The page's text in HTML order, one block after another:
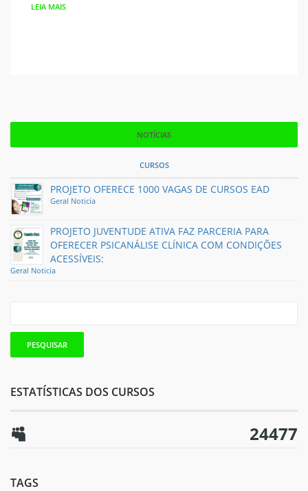
LEIA MAIS
NOTÍCIAS
CURSOS
PROJETO OFERECE 1000 VAGAS DE CURSOS EAD
Geral Noticia
PROJETO JUVENTUDE ATIVA FAZ PARCERIA PARA
OFERECER PSICANÁLISE CLÍNICA COM CONDIÇÕES
ACESSÍVEIS:
Geral Noticia
ESTATÍSTICAS DOS CURSOS
24477
TAGS